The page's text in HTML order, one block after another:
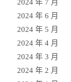
2024 年 7 月
2024 年 6 月
2024 年 5 月
2024 年 4 月
2024 年 3 月
2024 年 2 月